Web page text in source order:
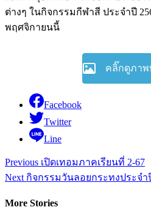
ต่างๆ ในกิจกรรมกีฬาสี ประจำปี
พฤศจิกายนนี้
คลิ๊กดูภา
Facebook
Twitter
Line
Continue
Reading
Previous เปิดเทอมภาคเรียนที่ 2-67
Next กิจกรรมวันลอยกระทงประจำ
More Stories